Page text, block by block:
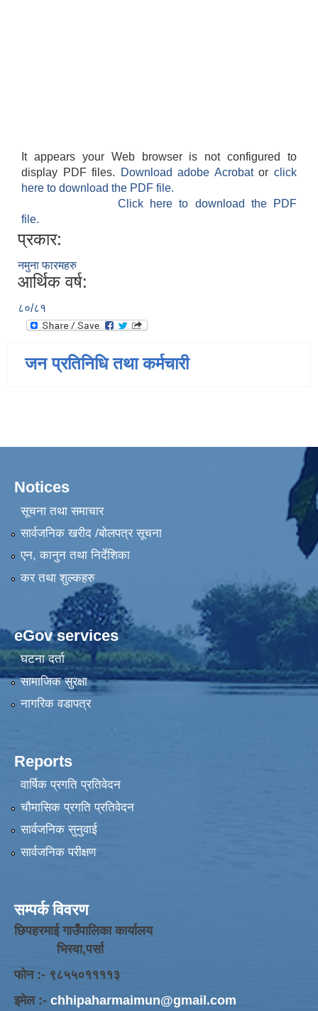
It appears your Web browser is not configured to
display PDF files.
Download adobe Acrobatorclick
here to download the PDF file.
Click here to download the PDF
file.
प्रकार:
नमुना फारमहरु
आर्थिक वर्ष:
८०/८१
जन प्रतिनिधि तथा कर्मचारी
Notices
सूचना तथा समाचार
सार्वजनिक खरीद /बोलपत्र सूचना
एन, कानुन तथा निर्देशिका
कर तथा शुल्कहरु
eGov services
घटना दर्ता
सामाजिक सुरक्षा
नागरिक वडापत्र
Reports
वार्षिक प्रगति प्रतिवेदन
चौमासिक प्रगति प्रतिवेदन
सार्वजनिक सुनुवाई
सार्वजनिक परीक्षण
सम्पर्क विवरण
छिपहरमाई गाउँपालिका कार्यालय
भिस्वा,पर्सा
फोन :- ९८५५०११११३
इमेल :- chhipaharmaimun@gmail.com